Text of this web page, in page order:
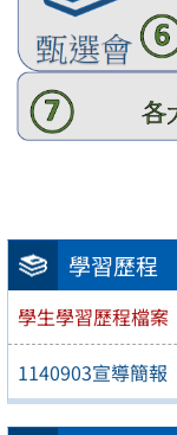
學習歷程
學生學習歷程檔案
1140903宣導簡報